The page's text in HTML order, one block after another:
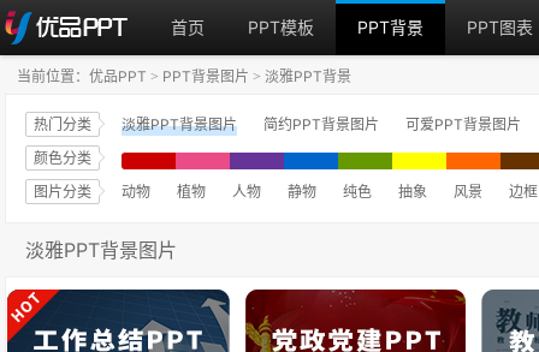
首页 PPT模板 PPT背景 PPT图表
当前位置： 优品PPT > PPT背景图片 > 淡雅PPT背景
热门分类 淡雅PPT背景图片 简约PPT背景图片
可爱PPT背景图片
颜色分类
图片分类
动物 植物 人物 静物 纯色 抽象 风景 边框
淡雅PPT背景图片